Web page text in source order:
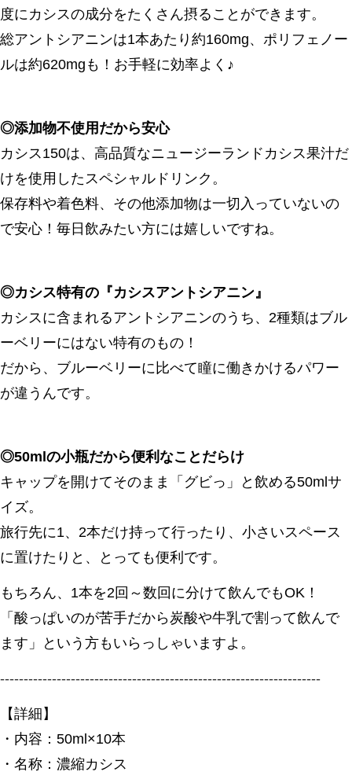
度にカシスの成分をたくさん摂ることができます。
総アントシアニンは1本あたり約160mg、ポリフェノー
ルは約620mgも！お手軽に効率よく♪
◎添加物不使用だから安心
カシス150は、高品質なニュージーランドカシス果汁だ
けを使用したスペシャルドリンク。
保存料や着色料、その他添加物は一切入っていないの
で安心！毎日飲みたい方には嬉しいですね。
◎カシス特有の『カシスアントシアニン』
カシスに含まれるアントシアニンのうち、2種類はブル
ーベリーにはない特有のもの！
だから、ブルーベリーに比べて瞳に働きかけるパワー
が違うんです。
◎50mlの小瓶だから便利なことだらけ
キャップを開けてそのまま「グビっ」と飲める50mlサ
イズ。
旅行先に1、2本だけ持って行ったり、小さいスペース
に置けたりと、とっても便利です。
もちろん、1本を2回～数回に分けて飲んでもOK！
「酸っぱいのが苦手だから炭酸や牛乳で割って飲んで
ます」という方もいらっしゃいますよ。
--------------------------------------------------------------------
【詳細】
・内容：50ml×10本
・名称：濃縮カシス